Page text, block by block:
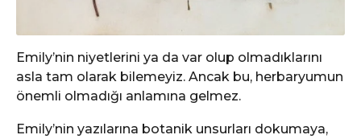
Emily’nin niyetlerini ya da var olup olmadıklarını
asla tam olarak bilemeyiz. Ancak bu, herbaryumun
önemli olmadığı anlamına gelmez.
Emily’nin yazılarına botanik unsurları dokumaya,